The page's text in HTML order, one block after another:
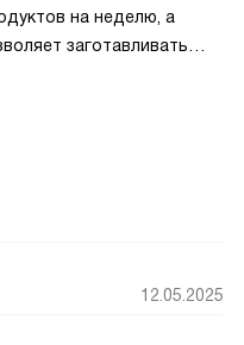
кто приходил
и удобство. Я довольна
на неделю, а
заготавливать
в
распределяется
незаменимой: когда
свежие продукты
Также очень
размораживания в обеих
12.05.2025